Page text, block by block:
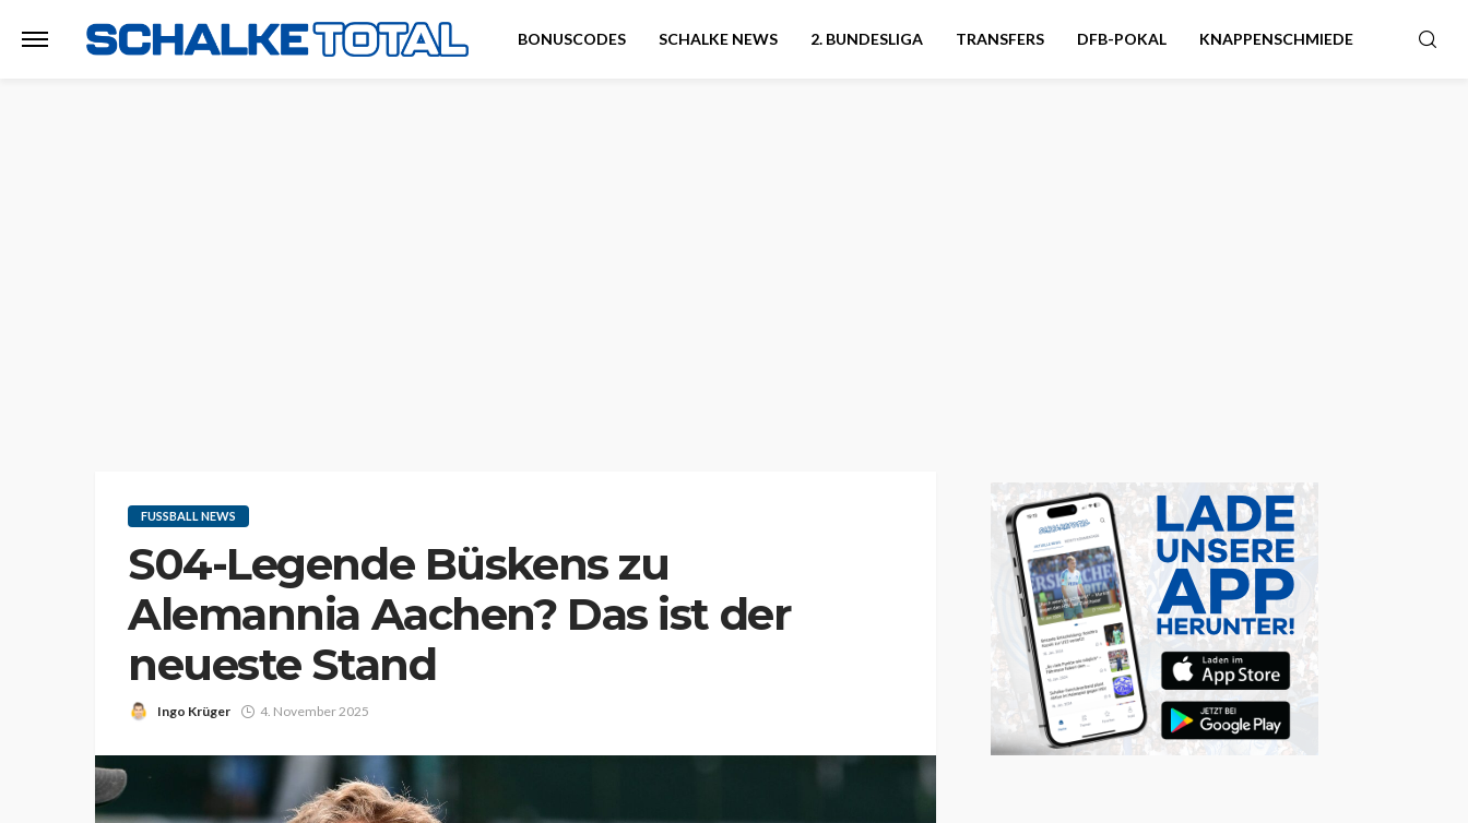
BONUSCODES SCHALKE NEWS 2. BUNDESLIGA TRANSFERS DFB-POKAL KNAPPENSCHMIEDE
FUSSBALL NEWS
S04-Legende Büskens zu
Alemannia Aachen? Das ist der
neueste Stand
Ingo Krüger 4. November 2025